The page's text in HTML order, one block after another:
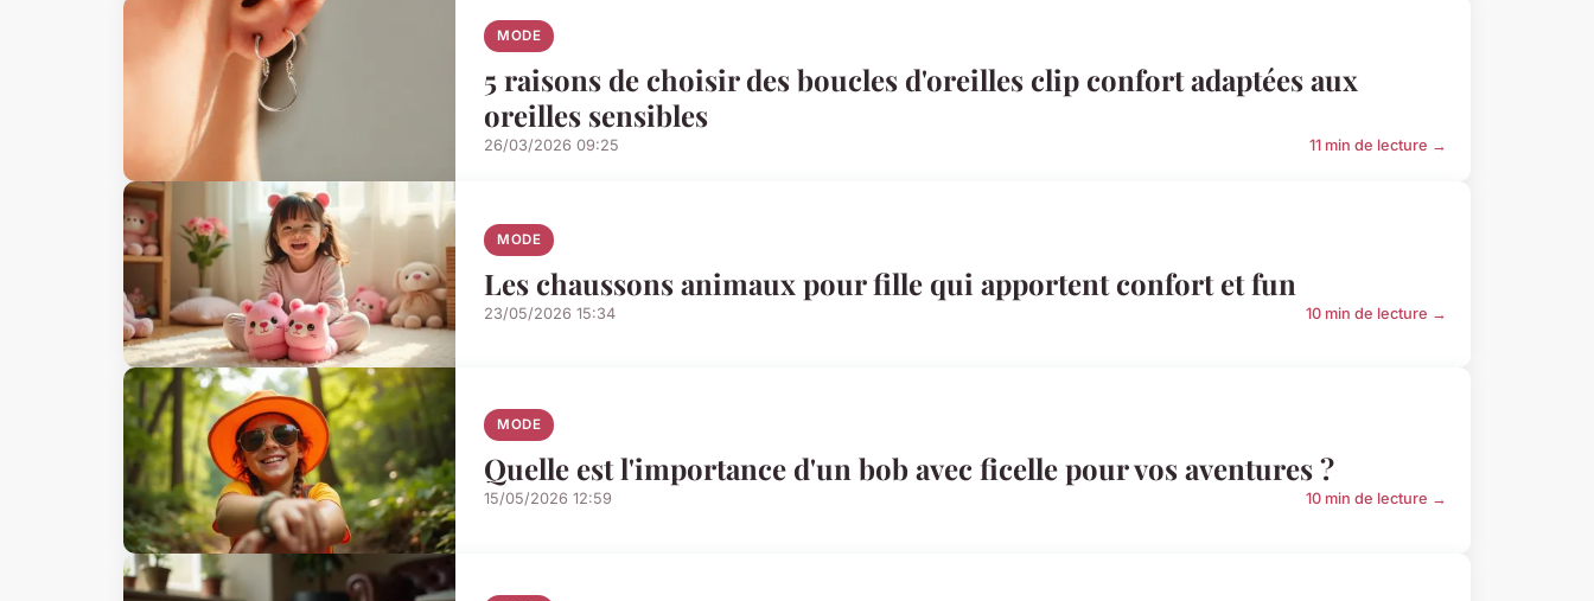
MODE
5 raisons de choisir des boucles d'oreilles clip confort adaptées aux
oreilles sensibles
26/03/2026 09:25 11 min de lecture →
MODE
Les chaussons animaux pour fille qui apportent confort et fun
23/05/2026 15:34 10 min de lecture →
MODE
Quelle est l'importance d'un bob avec ficelle pour vos aventures ?
15/05/2026 12:59 10 min de lecture →